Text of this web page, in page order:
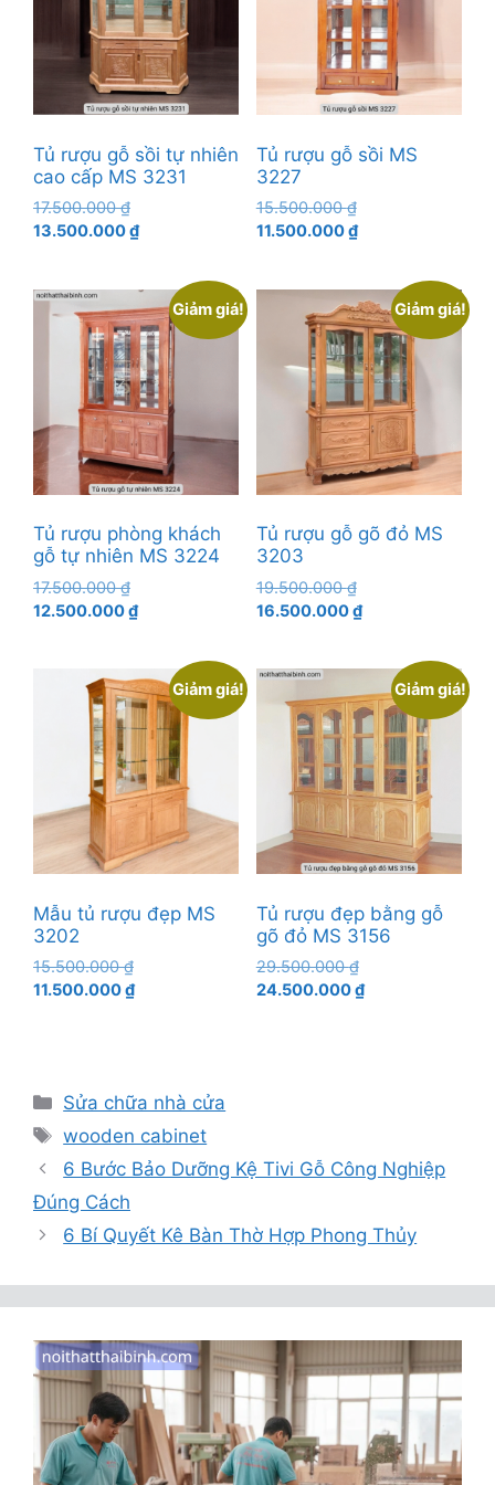
Tủ rượu gỗ sồi tự nhiên
cao cấp MS 3231
17.500.000₫Giá
gốc
17.500.000 ₫.
13.500.000₫Giá
13.500.000 ₫.
Tủ rượu gỗ sồi MS
3227
15.500.000₫Giá
gốc
15.500.000 ₫.
11.500.000₫Giá
là:
11.500.000 ₫.
Giảm giá!
Tủ rượu phòng khách
gỗ tự nhiên MS 3224
17.500.000₫Giá
gốc
17.500.000 ₫.
12.500.000₫Giá
là:
12.500.000 ₫.
Giảm giá!
Tủ rượu gỗ gõ đỏ MS
3203
19.500.000₫Giá
gốc
19.500.000 ₫.
16.500.000₫Giá
16.500.000 ₫.
Giảm giá!
Mẫu tủ rượu đẹp MS
3202
15.500.000₫Giá
gốc
11.500.000₫Giá
Giảm giá!
Tủ rượu đẹp bằng gỗ
gõ đỏ MS 3156
29.500.000₫Giá
gốc
24.500.000₫Giá
Danh
Sửa chữa nhà cửa
Thẻ
wooden cabinet
6 Bước Bảo Dưỡng Kệ Tivi Gỗ Công Nghiệp
Đúng Cách
6 Bí Quyết Kê Bàn Thờ Hợp Phong Thủy